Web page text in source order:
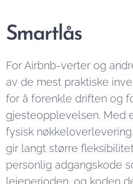
Smartlås
For Airbnb-verter og
av de mest praktiske
for å forenkle driften og
gjesteopplevelsen. Med
fysisk
gir langt større
personlig adgangskode
leieperioden, og koden